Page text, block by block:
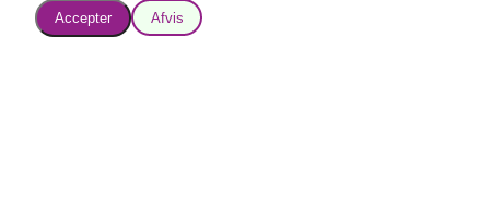
Accepter Afvis